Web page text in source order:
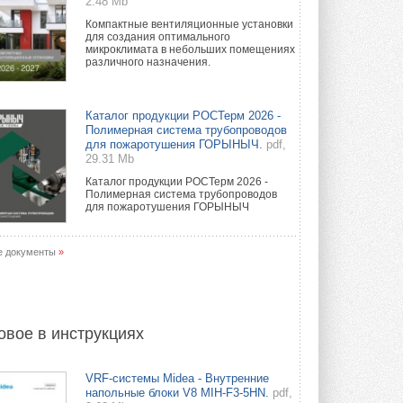
Компактные вентиляционные установки
для создания оптимального
микроклимата в небольших помещениях
различного назначения.
Каталог продукции РОСТерм 2026 -
Полимерная система трубопроводов
для пожаротушения ГОРЫНЫЧ.
pdf,
29.31 Mb
Каталог продукции РОСТерм 2026 -
Полимерная система трубопроводов
для пожаротушения ГОРЫНЫЧ
документы »
в инструкциях
VRF-системы Midea - Внутренние
напольные блоки V8 MIH-F3-5HN. pdf,